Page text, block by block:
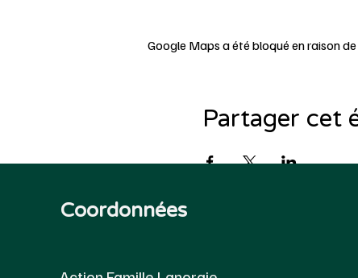
Google Maps a été bloqué en raison
Partager cet
Coordonnées